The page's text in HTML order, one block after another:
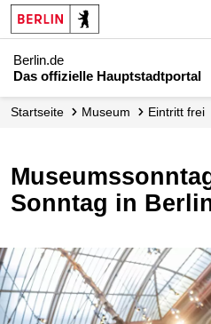
Berlin.de
Das offizielle Hauptstadtportal
Startseite Museum Eintritt frei
Museumssonntag: Eintrittsfreier
Sonntag in